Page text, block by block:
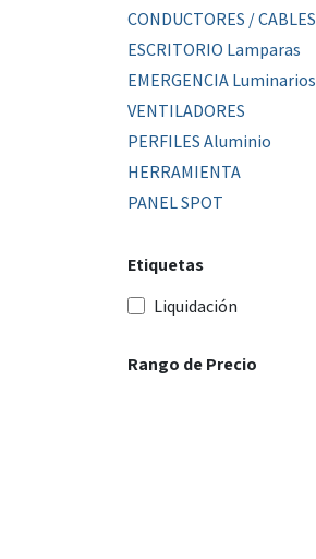
CONDUCTORES / CABLES
ESCRITORIO Lamparas
EMERGENCIA Luminarios
VENTILADORES
PERFILES Aluminio
HERRAMIENTA
PANEL SPOT
Etiquetas
Liquidación
Rango de Precio